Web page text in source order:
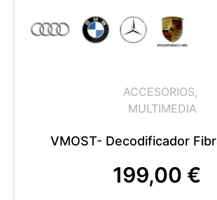
ACCESORIOS,
MULTIMEDIA
VMOST- Decodificador
199,00 €